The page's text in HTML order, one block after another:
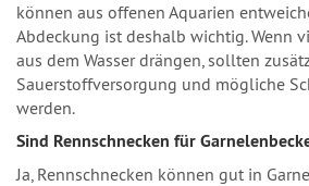
können aus offenen Aquarien
Abdeckung ist deshalb wichtig. Wenn
aus dem Wasser drängen, sollten
Sauerstoffversorgung und mögliche
werden.
Sind Rennschnecken für
Ja, Rennschnecken können gut in